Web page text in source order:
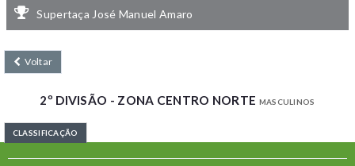
Supertaça José Manuel Amaro
Voltar
2º DIVISÃO - ZONA CENTRO NORTE MASCULINOS
CLASSIFICAÇÃO